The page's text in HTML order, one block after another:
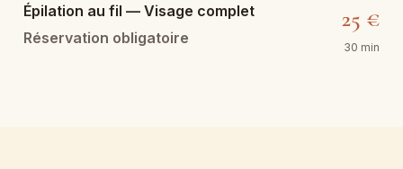
Épilation au fil — Visage complet
Réservation obligatoire
25 €
30 min